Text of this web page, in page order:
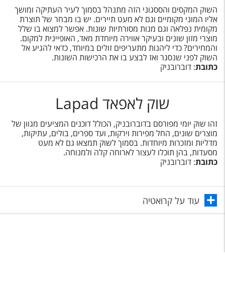
השוק המקסים והססגוני הזה מתנהל בסמוך לעיר העתיקה ומושך
אליו המוני מקומיים וגם לא מעט תיירים. יש בו מבחר של תוצרת
מקומית נפלאה וגם מנות מסורתיות שונות. אפשר למצוא בו שלל
מוצרי מזון שונים ובעיקר אווירה מיוחדת מאד, האופיינית למקום.
והמחירים? כדי ליהנות מתעריפים זולים במיוחד, כדאי להגיע אל
השוק לפני שנסגר ואז לבצע בו את הרכישות השונות.
כתובת: דוברובניק
שוק לאפאד Lapad
זהו שוק יומי מפורסם בדוברובניק, הכולל דוכנים המציעים מגוון של
מוצרים שונים, החל מפירות וירקות, ועד ספרים, בולים, עתיקות,
מדליות ומזכרות מיוחדות. בסמוך לשוק תמצאו גם לא מעט
מסעדות, בהן תוכלו לעצור לארוחה קלה ולמנוחה.
כתובת: דוברובניק
עוד על קרואטיה